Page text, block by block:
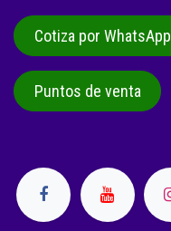
Cotiza por WhatsApp
Puntos de venta